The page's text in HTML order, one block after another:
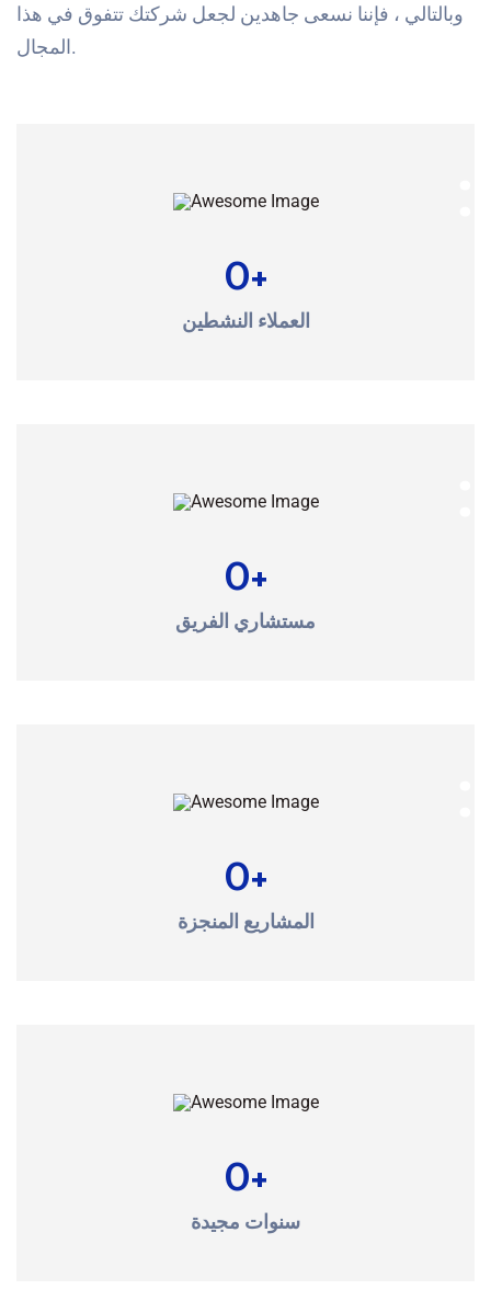
وبالتالي ، فإننا نسعى جاهدين لجعل شركتك تتفوق في هذا
المجال.
0+
العملاء النشطين
0+
مستشاري الفريق
0+
المشاريع المنجزة
0+
سنوات مجيدة